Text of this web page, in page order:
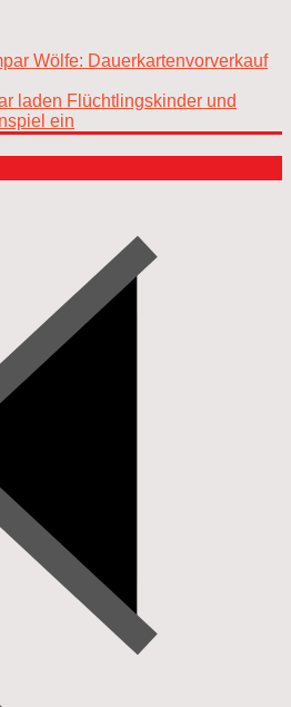
Wölfe: Dauerkartenvorverkauf
laden Flüchtlingskinder und
ein